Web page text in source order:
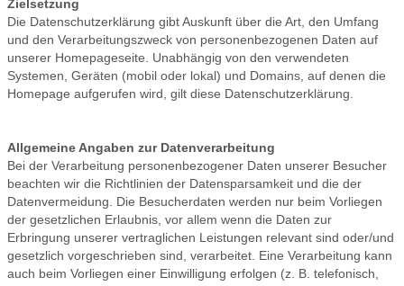
Zielsetzung
Die Datenschutzerklärung gibt Auskunft über die Art, den Umfang
und den Verarbeitungszweck von personenbezogenen Daten auf
unserer Homepageseite. Unabhängig von den verwendeten
Systemen, Geräten (mobil oder lokal) und Domains, auf denen die
Homepage aufgerufen wird, gilt diese Datenschutzerklärung.
Allgemeine Angaben zur Datenverarbeitung
Bei der Verarbeitung personenbezogener Daten unserer Besucher
beachten wir die Richtlinien der Datensparsamkeit und die der
Datenvermeidung. Die Besucherdaten werden nur beim Vorliegen
der gesetzlichen Erlaubnis, vor allem wenn die Daten zur
Erbringung unserer vertraglichen Leistungen relevant sind oder/und
gesetzlich vorgeschrieben sind, verarbeitet. Eine Verarbeitung kann
auch beim Vorliegen einer Einwilligung erfolgen (z. B. telefonisch,